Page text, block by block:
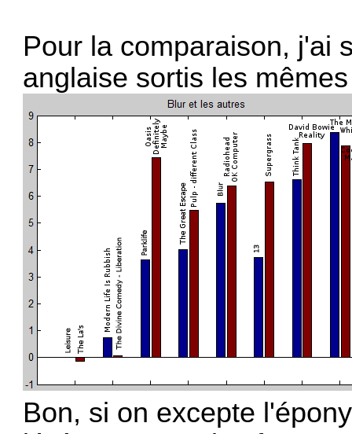
Pour la comparaison, j'ai
anglaise sortis les
Bon, si on excepte